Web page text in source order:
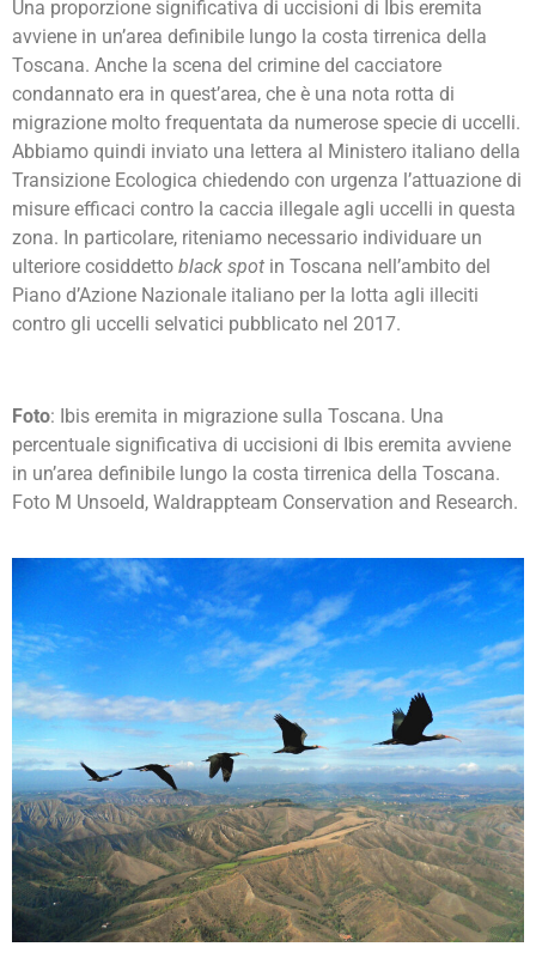
Una proporzione significativa di uccisioni di Ibis eremita
avviene in un’area definibile lungo la costa tirrenica della
Toscana. Anche la scena del crimine del cacciatore
condannato era in quest’area, che è una nota rotta di
migrazione molto frequentata da numerose specie di uccelli.
Abbiamo quindi inviato una lettera al Ministero italiano della
Transizione Ecologica chiedendo con urgenza l’attuazione di
misure efficaci contro la caccia illegale agli uccelli in questa
zona. In particolare, riteniamo necessario individuare un
ulteriore cosiddetto black spot in Toscana nell’ambito del
Piano d’Azione Nazionale italiano per la lotta agli illeciti
contro gli uccelli selvatici pubblicato nel 2017.
Foto: Ibis eremita in migrazione sulla Toscana. Una
percentuale significativa di uccisioni di Ibis eremita avviene
in un’area definibile lungo la costa tirrenica della Toscana.
Foto M Unsoeld, Waldrappteam Conservation and Research.